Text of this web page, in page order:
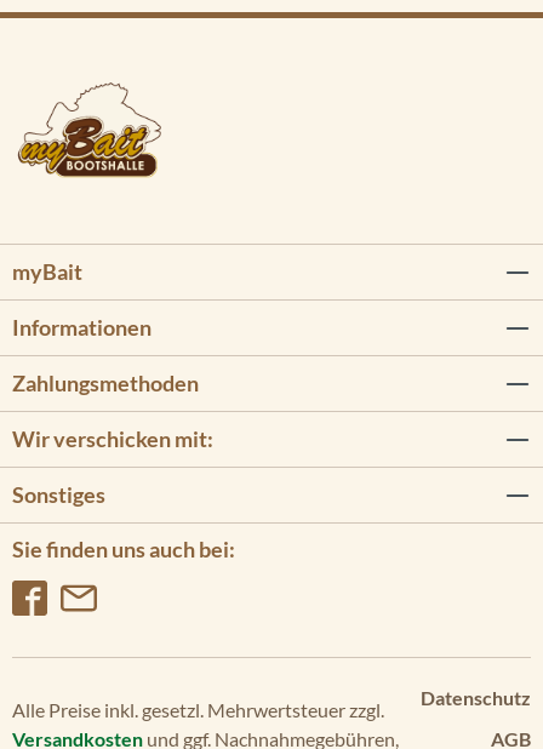
myBait
Informationen
Sie finden uns auch bei:
Zahlungsmethoden
Wir verschicken mit:
Sonstiges
Datenschutz
AGB
Alle Preise inkl. gesetzl. Mehrwertsteuer zzgl.
Versandkosten und ggf. Nachnahmegebühren,